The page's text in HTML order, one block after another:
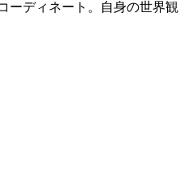
ーディネート。自身の世界観